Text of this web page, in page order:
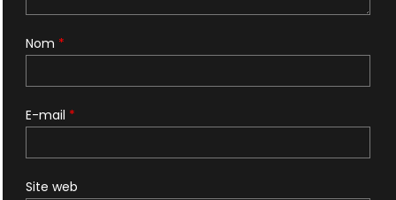
Nom *
E-mail *
Site web